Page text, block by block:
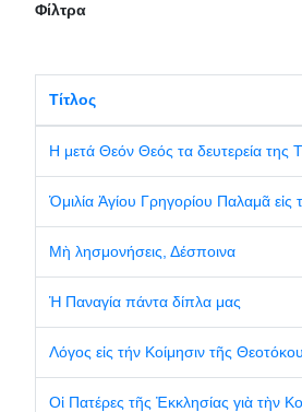
Φίλτρα
Τίτλος
Η μετά Θεόν Θεός τα δευτερεία της
Ὁμιλία Ἁγίου Γρηγορίου Παλαμᾶ
Μὴ λησμονήσεις, Δέσποινα
Ἡ Παναγία πάντα δίπλα μας
Λόγος εἰς τήν Κοίμησιν τῆς Θεοτόκου
Οἱ Πατέρες τῆς Ἐκκλησίας γιὰ τὴν